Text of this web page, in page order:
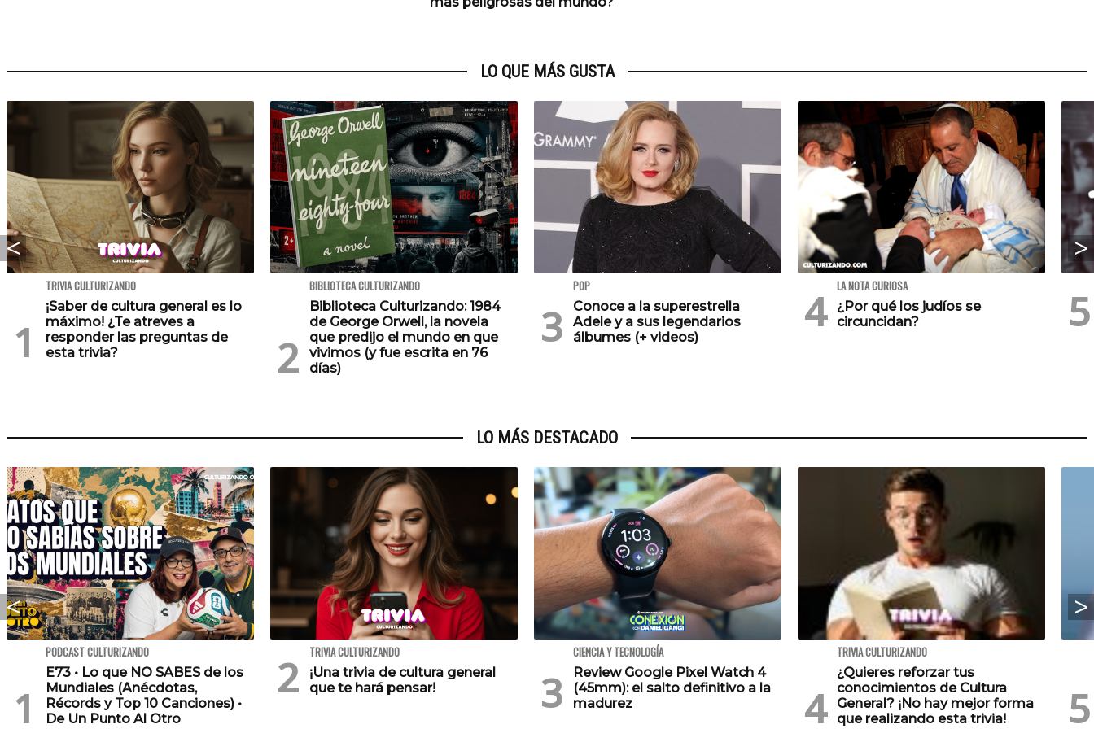
LO QUE MÁS GUSTA
TRIVIA CULTURIZANDO
¡Saber de cultura general es lo
máximo! ¿Te atreves a
responder las preguntas de
esta trivia?
BIBLIOTECA CULTURIZANDO
Biblioteca Culturizando: 1984
de George Orwell, la novela
que predijo el mundo en que
vivimos (y fue escrita en 76
días)
POP
Conoce a la superestrella
Adele y a sus legendarios
álbumes (+ videos)
LA NOTA CURIOSA
¿Por qué los judíos se
circuncidan?
LO MÁS DESTACADO
PODCAST CULTURIZANDO
E73 • Lo que NO SABES de los
Mundiales (Anécdotas,
Récords y Top 10 Canciones) •
De Un Punto Al Otro
TRIVIA CULTURIZANDO
¡Una trivia de cultura general
que te hará pensar!
CIENCIA Y TECNOLOGÍA
Review Google Pixel Watch 4
(45mm): el salto definitivo a la
madurez
TRIVIA CULTURIZANDO
¿Quieres reforzar tus
conocimientos de Cultura
General? ¡No hay mejor forma
que realizando esta trivia!